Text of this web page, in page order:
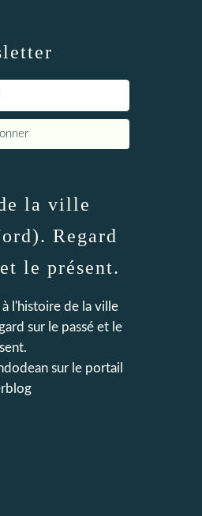
la ville
Regard
le présent.
l'histoire de la ville
sur le passé et le
sur le portail